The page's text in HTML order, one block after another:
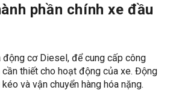
phần chính xe đầu
động cơ Diesel, để cung cấp công
thiết cho hoạt động của xe. Động
và vận chuyển hàng hóa nặng.